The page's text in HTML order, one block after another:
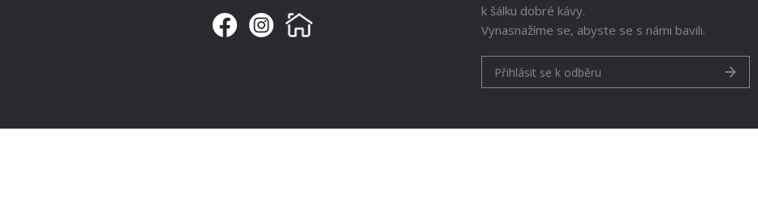
k šálku dobré kávy.
Vynasnažíme se, abyste se s námi bavili.
Přihlásit se k odběru